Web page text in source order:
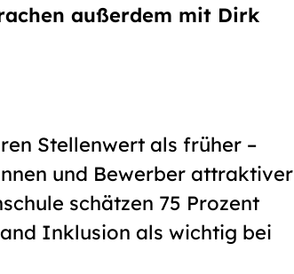
außerdem mit Dirk
Stellenwert als früher –
und Bewerber attraktiver
schätzen 75 Prozent
Inklusion als wichtig bei